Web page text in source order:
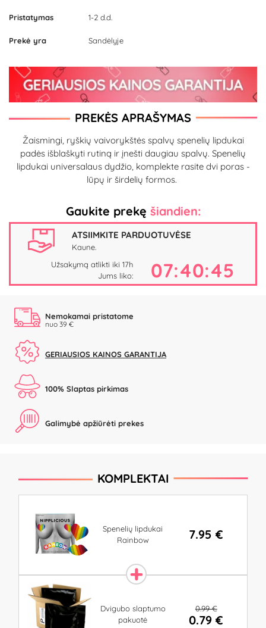
Pristatymas 1-2 d.d.
Prekė yra Sandėlyje
PREKĖS APRAŠYMAS
Žaismingi, ryškių vaivorykštės spalvų spenelių lipdukai
padės išblaškyti rutiną ir įnešti daugiau spalvų. Spenelių
lipdukai universalaus dydžio, komplekte rasite dvi poras -
lūpų ir širdelių formos.
Gaukite prekę šiandien:
ATSIIMKITE PARDUOTUVĖSE
Kaune.
Užsakymą atlikti iki 17h
Jums liko:
07:40:45
Nemokamai pristatome
nuo 39 €
GERIAUSIOS KAINOS GARANTIJA
100% Slaptas pirkimas
Galimybė apžiūrėti prekes
KOMPLEKTAI
Spenelių lipdukai
Rainbow
7.95 €
Dvigubo slaptumo
pakuotė
0.99 €
0.79 €